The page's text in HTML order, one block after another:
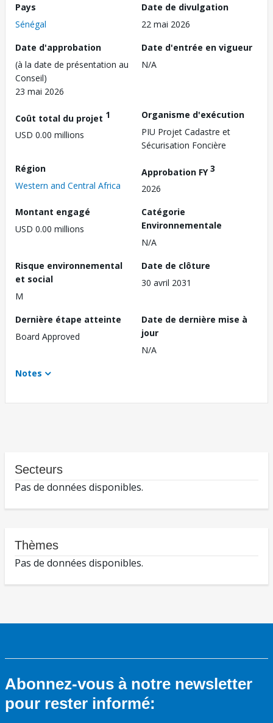
Pays
Sénégal
Date de divulgation
22 mai 2026
Date d'approbation
(à la date de présentation au
Conseil)
23 mai 2026
Date d'entrée en vigueur
N/A
Coût total du projet 1
USD 0.00 millions
Organisme d'exécution
PIU Projet Cadastre et
Sécurisation Foncière
Région
Western and Central Africa
Approbation FY3
2026
Montant engagé
USD 0.00 millions
Catégorie
Environnementale
N/A
Risque environnemental
et social
M
Date de clôture
30 avril 2031
Dernière étape atteinte
Board Approved
Date de dernière mise à
jour
N/A
Notes
Secteurs
Pas de données disponibles.
Thèmes
Pas de données disponibles.
Abonnez-vous à notre newsletter
pour rester informé: